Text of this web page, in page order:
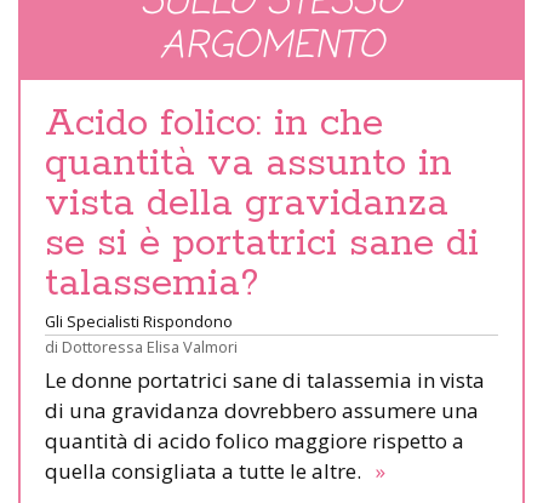
ARGOMENTO
Acido folico: in che
quantità va assunto in
vista della gravidanza
se si è portatrici sane di
talassemia?
Gli Specialisti Rispondono
di Dottoressa Elisa Valmori
Le donne portatrici sane di talassemia in vista
di una gravidanza dovrebbero assumere una
quantità di acido folico maggiore rispetto a
quella consigliata a tutte le altre. »